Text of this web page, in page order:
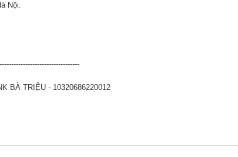
Nội.
BÀ TRIỆU - 10320686220012